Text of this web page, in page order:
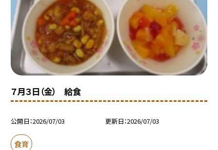
７月３日（金） 給食
公開日 2026/07/03 更新日 2026/07/03
食育